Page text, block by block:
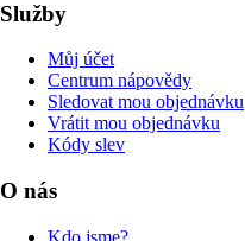
Služby
Můj účet
Centrum nápovědy
Sledovat mou objednávku
Vrátit mou objednávku
Kódy slev
O nás
Kdo jsme?